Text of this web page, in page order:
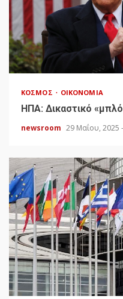
ΚΌΣΜΟΣ ΟΙΚΟΝΟΜΊΑ
HΠΑ: Δικαστικό
newsroom 29 Μαΐου, 2025